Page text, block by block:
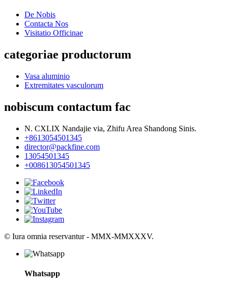
De Nobis
Contacta Nos
Visitatio Officinae
categoriae productorum
Vasa aluminio
Extremitates vasculorum
nobiscum contactum fac
N. CXLIX Nandajie via, Zhifu Area Shandong Sinis.
+8613054501345
director@packfine.com
13054501345
+008613054501345
© Iura omnia reservantur - MMX-MMXXXV.
Whatsapp